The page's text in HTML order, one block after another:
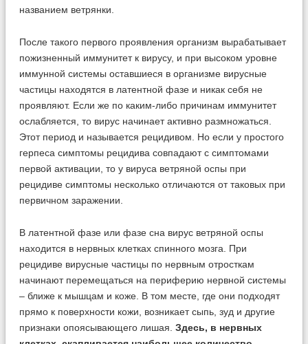
названием ветрянки.
После такого первого проявления организм вырабатывает
пожизненный иммунитет к вирусу, и при высоком уровне
иммунной системы оставшиеся в организме вирусные
частицы находятся в латентной фазе и никак себя не
проявляют. Если же по каким-либо причинам иммунитет
ослабляется, то вирус начинает активно размножаться.
Этот период и называется рецидивом. Но если у простого
герпеса симптомы рецидива совпадают с симптомами
первой активации, то у вируса ветряной оспы при
рецидиве симптомы несколько отличаются от таковых при
первичном заражении.
В латентной фазе или фазе сна вирус ветряной оспы
находится в нервных клетках спинного мозга. При
рецидиве вирусные частицы по нервным отросткам
начинают перемещаться на периферию нервной системы
– ближе к мышцам и коже. В том месте, где они подходят
прямо к поверхности кожи, возникает сыпь, зуд и другие
признаки опоясывающего лишая. Здесь, в нервных